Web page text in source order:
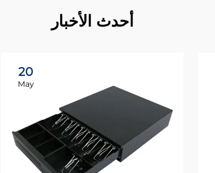
أحدث الأخبار
20
May